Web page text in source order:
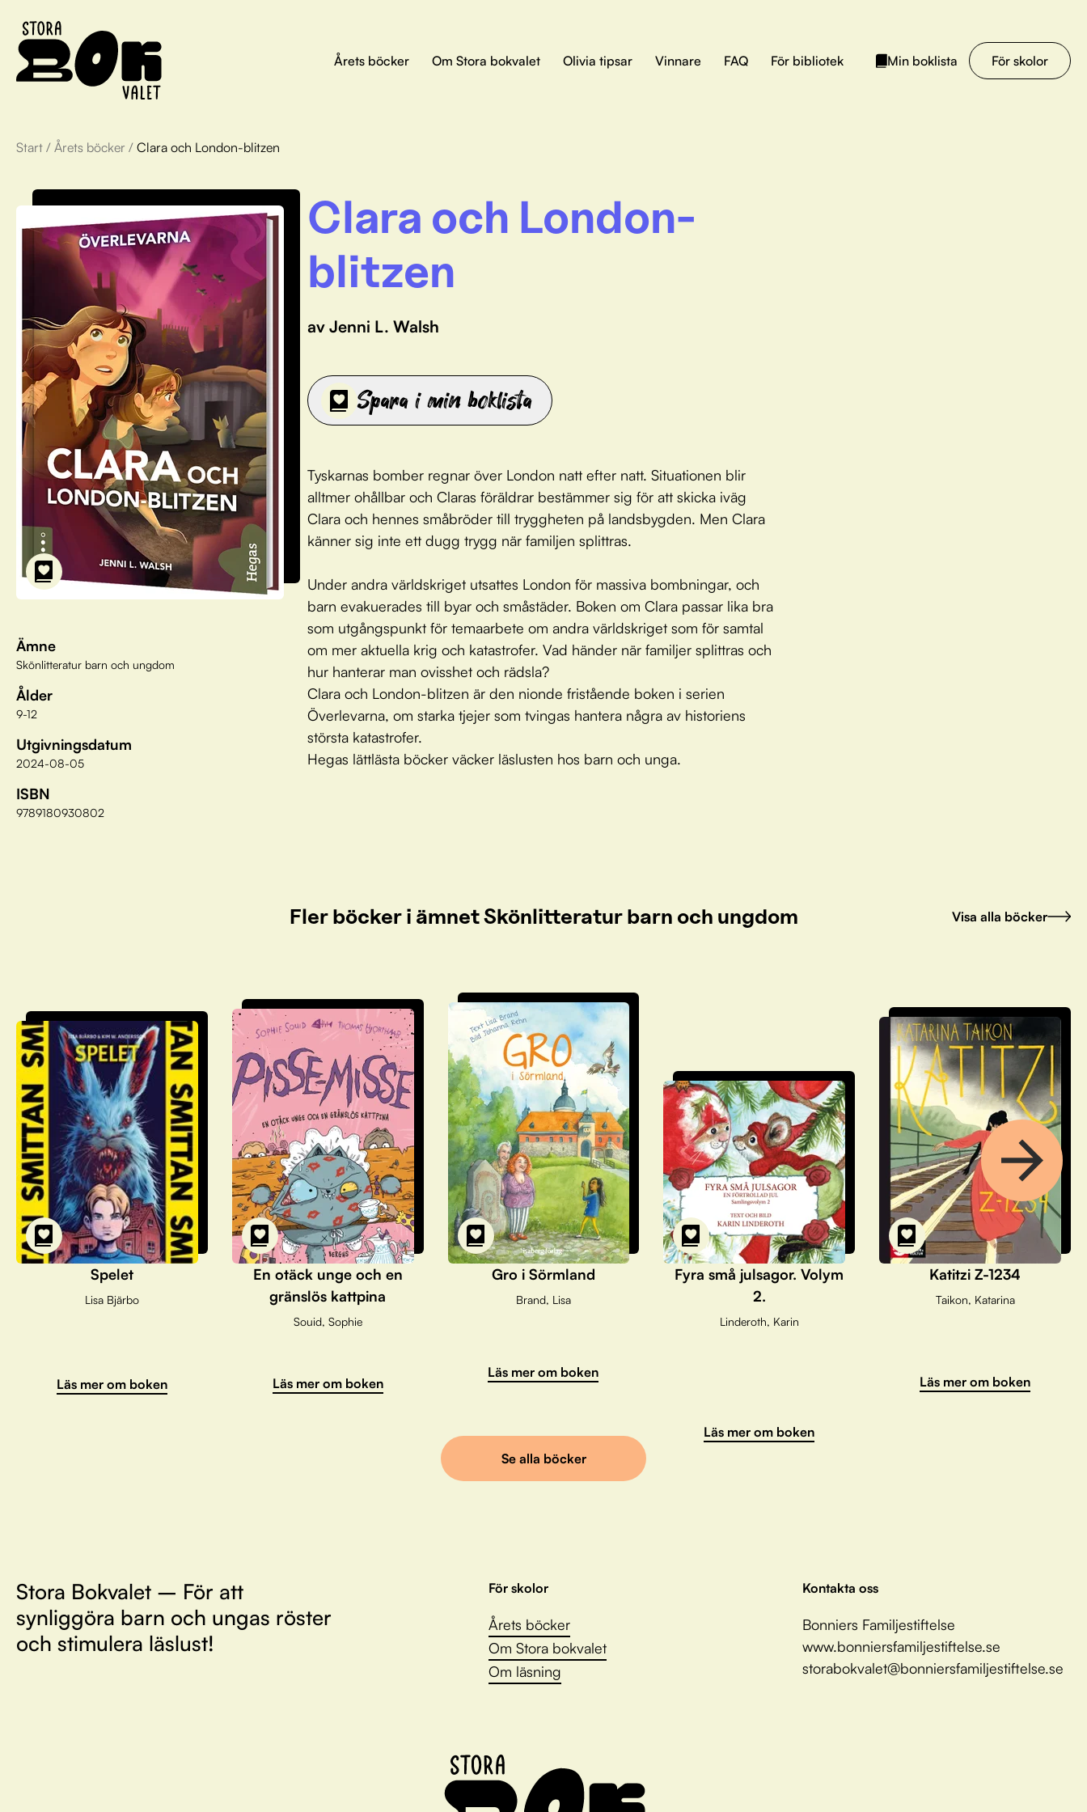
Årets böcker Om Stora bokvalet Olivia tipsar Vinnare FAQ För bibliotek Min boklista För skolor
Start / Årets böcker / Clara och London-blitzen
Ämne
Skönlitteratur barn och ungdom
Ålder
9-12
Utgivningsdatum
2024-08-05
ISBN
9789180930802
Clara och London-
blitzen
av Jenni L. Walsh
Spara i min boklista
Tyskarnas bomber regnar över London natt efter natt. Situationen blir
alltmer ohållbar och Claras föräldrar bestämmer sig för att skicka iväg
Clara och hennes småbröder till tryggheten på landsbygden. Men Clara
känner sig inte ett dugg trygg när familjen splittras.
Under andra världskriget utsattes London för massiva bombningar, och
barn evakuerades till byar och småstäder. Boken om Clara passar lika bra
som utgångspunkt för temaarbete om andra världskriget som för samtal
om mer aktuella krig och katastrofer. Vad händer när familjer splittras och
hur hanterar man ovisshet och rädsla?
Clara och London-blitzen är den nionde fristående boken i serien
Överlevarna, om starka tjejer som tvingas hantera några av historiens
största katastrofer.
Hegas lättlästa böcker väcker läslusten hos barn och unga.
Fler böcker i ämnet Skönlitteratur barn och ungdom Visa alla böcker
Spelet
Lisa Bjärbo
Läs mer om boken
En otäck unge och en
gränslös kattpina
Souid, Sophie
Läs mer om boken
Gro i Sörmland
Brand, Lisa
Läs mer om boken
Fyra små julsagor. Volym
2.
Linderoth, Karin
Läs mer om boken
Katitzi Z-1234
Taikon, Katarina
Läs mer om boken
Se alla böcker
Stora Bokvalet – För att
synliggöra barn och ungas röster
och stimulera läslust!
För skolor
Årets böcker
Om Stora bokvalet
Om läsning
Kontakta oss
Bonniers Familjestiftelse
www.bonniersfamiljestiftelse.se
storabokvalet@bonniersfamiljestiftelse.se